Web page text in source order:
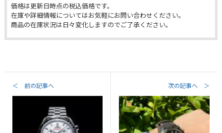
価格は更新日時点の税込価格です。
在庫や詳細情報についてはお気軽にお問い合わせください。
商品の在庫状況は日々変化しますのでご了承ください。
＜ 前の記事へ 次の記事へ ＞